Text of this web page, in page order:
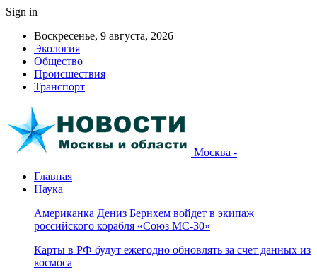
Sign in
Воскресенье, 9 августа, 2026
Экология
Общество
Происшествия
Транспорт
Москва -
Главная
Наука
Американка Дениз Бернхем войдет в экипаж
российского корабля «Союз МС-30»
Карты в РФ будут ежегодно обновлять за счет данных из
космоса